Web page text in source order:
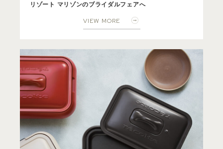
リゾート マリゾンのブライダルフェアへ
VIEW MORE